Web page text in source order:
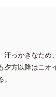
汗っかきなた
夕方以降はニ